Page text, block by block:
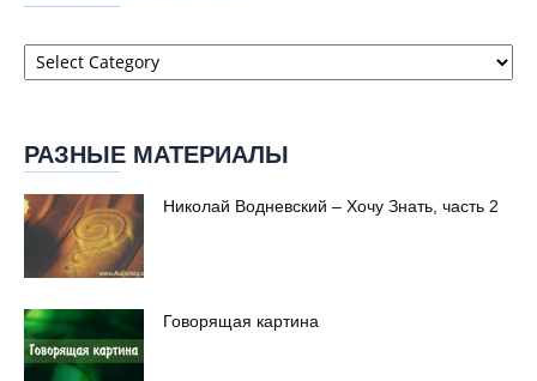
Категории
сайта
РАЗНЫЕ МАТЕРИАЛЫ
Николай Водневский – Хочу Знать, часть 2
Говорящая картина